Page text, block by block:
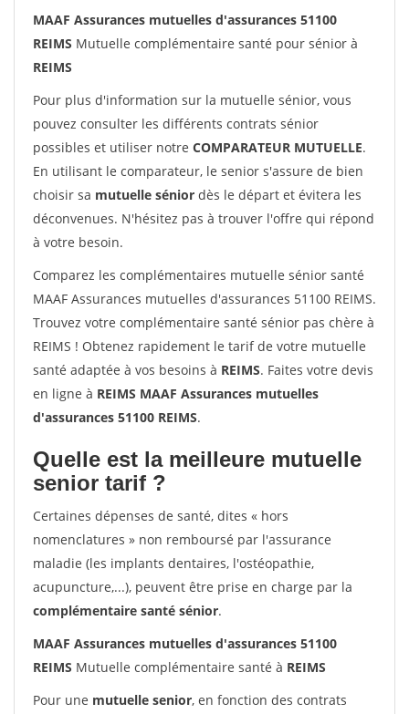
MAAF Assurances mutuelles d'assurances 51100
REIMS Mutuelle complémentaire santé pour sénior à
REIMS
Pour plus d'information sur la mutuelle sénior, vous
pouvez consulter les différents contrats sénior
possibles et utiliser notre COMPARATEUR MUTUELLE.
En utilisant le comparateur, le senior s'assure de bien
choisir sa mutuelle sénior dès le départ et évitera les
déconvenues. N'hésitez pas à trouver l'offre qui répond
à votre besoin.
Comparez les complémentaires mutuelle sénior santé
MAAF Assurances mutuelles d'assurances 51100 REIMS.
Trouvez votre complémentaire santé sénior pas chère à
REIMS ! Obtenez rapidement le tarif de votre mutuelle
santé adaptée à vos besoins à REIMS. Faites votre devis
en ligne à REIMS MAAF Assurances mutuelles
d'assurances 51100 REIMS.
Quelle est la meilleure mutuelle
senior tarif ?
Certaines dépenses de santé, dites « hors
nomenclatures » non remboursé par l'assurance
maladie (les implants dentaires, l'ostéopathie,
acupuncture,...), peuvent être prise en charge par la
complémentaire santé sénior.
MAAF Assurances mutuelles d'assurances 51100
REIMS Mutuelle complémentaire santé à REIMS
Pour une mutuelle senior, en fonction des contrats